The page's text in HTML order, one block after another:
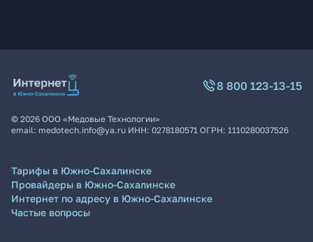
8 800 123-13-15
© 2026 ООО «Медовые Технологии»
email: medotech.info@ya.ru ИНН: 0278180571 ОГРН: 1110280037526
Тарифы в Южно-Сахалинске
Провайдеры в Южно-Сахалинске
Интернет по адресу в Южно-Сахалинске
Частые вопросы